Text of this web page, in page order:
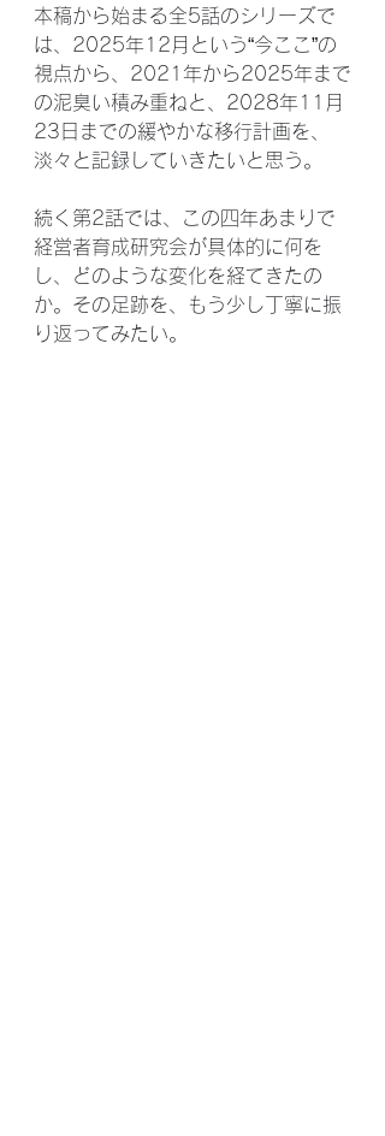
本稿から始まる全5話のシリーズで
は、2025年12月という“今ここ”の
視点から、2021年から2025年まで
の泥臭い積み重ねと、2028年11月
23日までの緩やかな移行計画を、
淡々と記録していきたいと思う。
続く第2話では、この四年あまりで
経営者育成研究会が具体的に何を
し、どのような変化を経てきたの
か。その足跡を、もう少し丁寧に振
り返ってみたい。